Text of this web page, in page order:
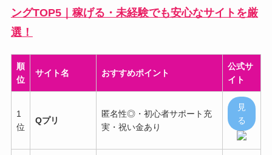
ングTOP5｜稼げる・未経験でも安心なサイトを厳
選！
順
位
サイト名 おすすめポイント
公式サ
イト
1
位
Qプリ
匿名性◎・初心者サポート充
実・祝い金あり
見
る